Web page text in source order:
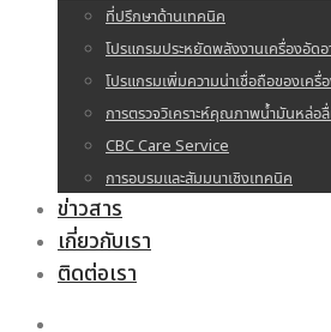
ที่ปรึกษาด้านเทคนิค
โปรแกรมประหยัดพลังงานเครื่องอัดอ
โปรแกรมเพิ่มความน่าเชื่อถือของเครื่
การตรวจวิเคราะห์คุณภาพน้ำมันหล่อ
CBC Care Service
การอบรมและสัมมนาเชิงเทคนิค
ข่าวสาร
เกี่ยวกับเรา
ติดต่อเรา